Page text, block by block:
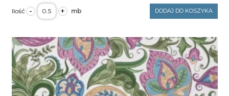
- ilość
TKANINA
Magic
2299
czekoladowy
brąz
300G/M2
SZEROKOŚĆ
1,42M
+ DODAJ DO KOSZYKA